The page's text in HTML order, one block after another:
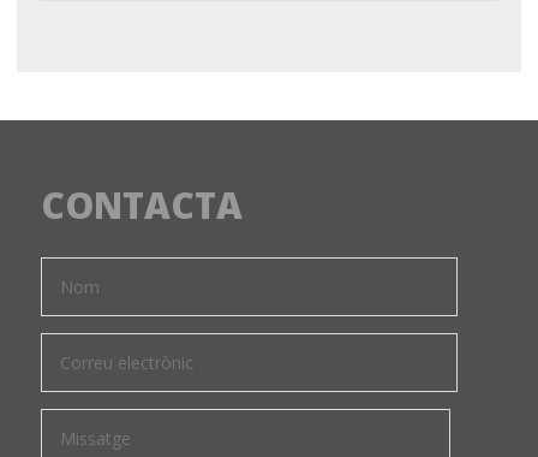
CONTACTA